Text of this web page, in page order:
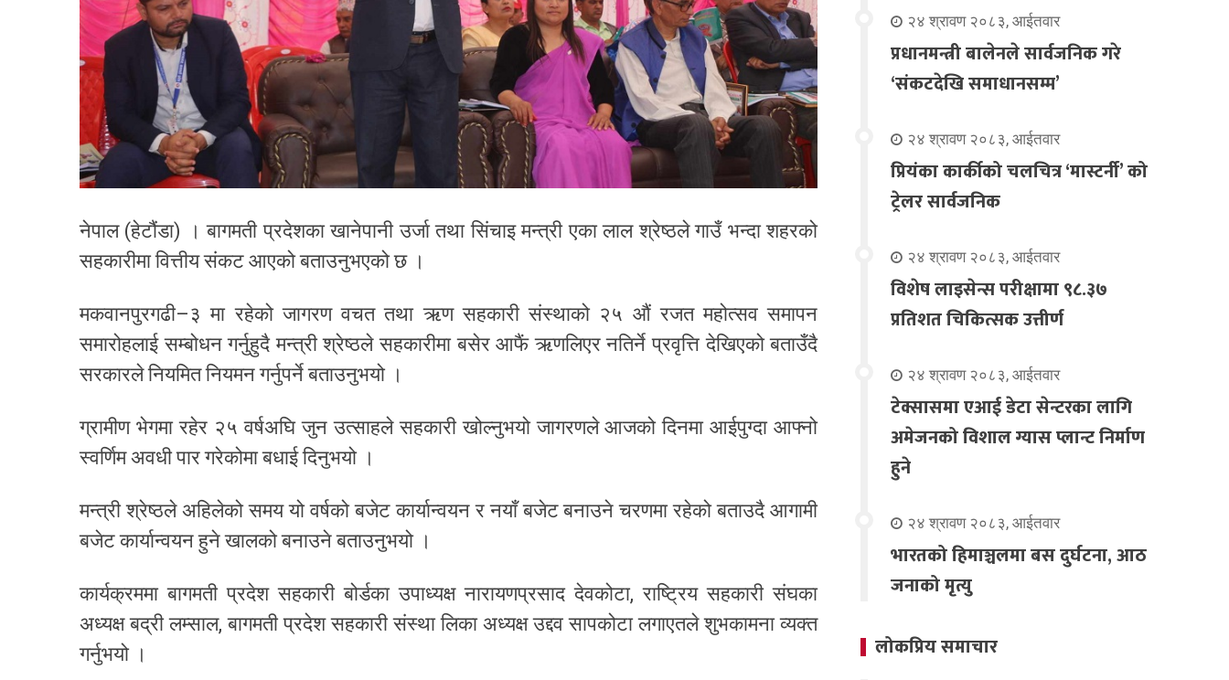
नेपाल (हेटौंडा) । बागमती प्रदेशका खानेपानी उर्जा तथा सिंचाइ मन्त्री एका लाल श्रेष्ठले गाउँ भन्दा शहरको
सहकारीमा वित्तीय संकट आएको बताउनुभएको छ ।
मकवानपुरगढी–३ मा रहेको जागरण वचत तथा ऋण सहकारी संस्थाको २५ औं रजत महोत्सव समापन
समारोहलाई सम्बोधन गर्नुहुदै मन्त्री श्रेष्ठले सहकारीमा बसेर आफैं ऋणलिएर नतिर्ने प्रवृत्ति देखिएको बताउँदै
सरकारले नियमित नियमन गर्नुपर्ने बताउनुभयो ।
ग्रामीण भेगमा रहेर २५ वर्षअघि जुन उत्साहले सहकारी खोल्नुभयो जागरणले आजको दिनमा आईपुग्दा आफ्नो
स्वर्णिम अवधी पार गरेकोमा बधाई दिनुभयो ।
मन्त्री श्रेष्ठले अहिलेको समय यो वर्षको बजेट कार्यान्वयन र नयाँ बजेट बनाउने चरणमा रहेको बताउदै आगामी
बजेट कार्यान्वयन हुने खालको बनाउने बताउनुभयो ।
कार्यक्रममा बागमती प्रदेश सहकारी बोर्डका उपाध्यक्ष नारायणप्रसाद देवकोटा, राष्ट्रिय सहकारी संघका
अध्यक्ष बद्री लम्साल, बागमती प्रदेश सहकारी संस्था लिका अध्यक्ष उद्दव सापकोटा लगाएतले शुभकामना व्यक्त
गर्नुभयो ।
२४ श्रावण २०८३, आईतवार
प्रधानमन्त्री बालेनले सार्वजनिक गरे
‘संकटदेखि समाधानसम्म’
२४ श्रावण २०८३, आईतवार
प्रियंका कार्कीको चलचित्र ‘मास्टर्नी’ को
ट्रेलर सार्वजनिक
२४ श्रावण २०८३, आईतवार
विशेष लाइसेन्स परीक्षामा ९८.३७
प्रतिशत चिकित्सक उत्तीर्ण
२४ श्रावण २०८३, आईतवार
टेक्सासमा एआई डेटा सेन्टरका लागि
अमेजनको विशाल ग्यास प्लान्ट निर्माण
हुने
२४ श्रावण २०८३, आईतवार
भारतको हिमाञ्चलमा बस दुर्घटना, आठ
जनाको मृत्यु
लोकप्रिय समाचार